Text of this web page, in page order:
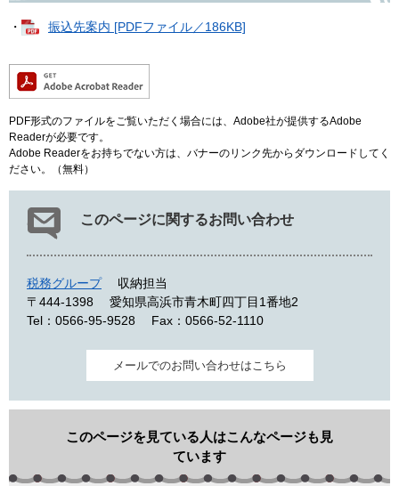
・ 振込先案内 [PDFファイル／186KB]
PDF形式のファイルをご覧いただく場合には、Adobe社が提供するAdobe
Readerが必要です。
Adobe Readerをお持ちでない方は、バナーのリンク先からダウンロードしてく
ださい。（無料）
このページに関するお問い合わせ
税務グループ
収納担当
〒444-1398
愛知県高浜市青木町四丁目1番地2
Tel：0566-95-9528
Fax：0566-52-1110
メールでのお問い合わせはこちら
このページを見ている人はこんなページも見
ています